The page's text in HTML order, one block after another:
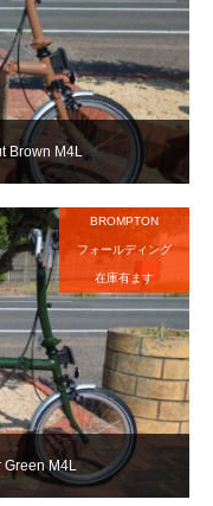
Brown M4L
Green M4L
BROMPTON
フォールディング
在庫有ます